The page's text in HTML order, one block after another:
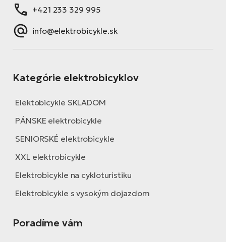
+421 233 329 995
info@elektrobicykle.sk
Kategórie elektrobicyklov
Elektobicykle SKLADOM
PÁNSKE elektrobicykle
SENIORSKÉ elektrobicykle
XXL elektrobicykle
Elektrobicykle na cykloturistiku
Elektrobicykle s vysokým dojazdom
Poradíme vám